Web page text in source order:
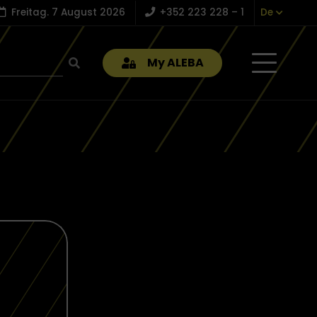
Freitag. 7 August 2026 +352 223 228 – 1 De
My ALEBA